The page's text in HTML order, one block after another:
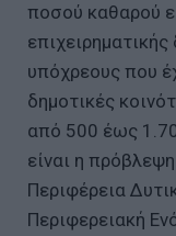
ποσού καθαρού
υπόχρεους που
δημοτικές
από 500 έως
είναι η
Περιφέρεια
Περιφερειακή